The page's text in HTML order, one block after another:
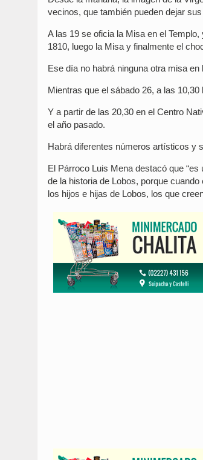
vecinos, que también pueden dejar
A las 19 se oficia la Misa en el
1810, luego la Misa y finalmente el
Ese día no habrá ninguna otra misa en
Mientras que el sábado 26, a las
Y a partir de las 20,30 en el Centro
el año pasado.
Habrá diferentes números artísticos y
El Párroco Luis Mena destacó que
de la historia de Lobos, porque
los hijos e hijas de Lobos, los que